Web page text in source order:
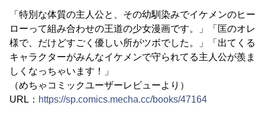
「特別な体質の主人公と、その幼馴染みでイケメンのヒー
ローって組み合わせの王道の少女漫画です。」「匡のオレ
様で、だけどすごく優しい所がツボでした。」「出てくる
キャラクターがみんなイケメンで守られてる主人公が羨ま
しくなっちゃいます！」
（めちゃコミックユーザーレビューより）
URL： https://sp.comics.mecha.cc/books/47164